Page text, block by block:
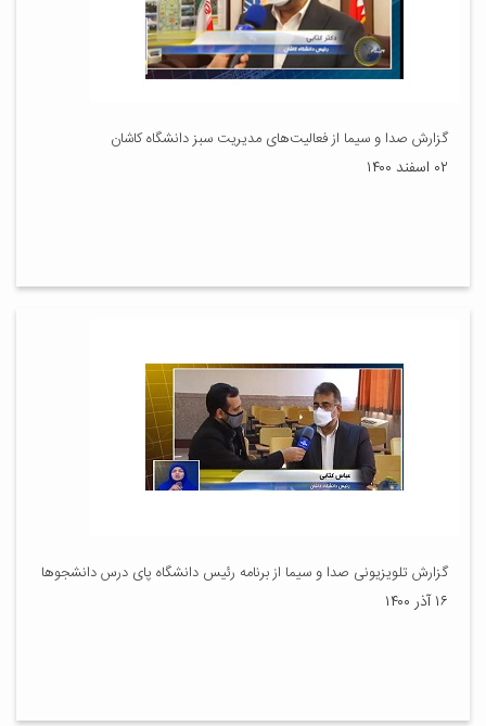
گزارش صدا و سیما از فعالیت‌های مدیریت سبز دانشگاه کاشان
۰۲ اسفند ۱۴۰۰
گزارش تلویزیونی صدا و سیما از برنامه رئیس دانشگاه پای درس دانشجوها
۱۶ آذر ۱۴۰۰